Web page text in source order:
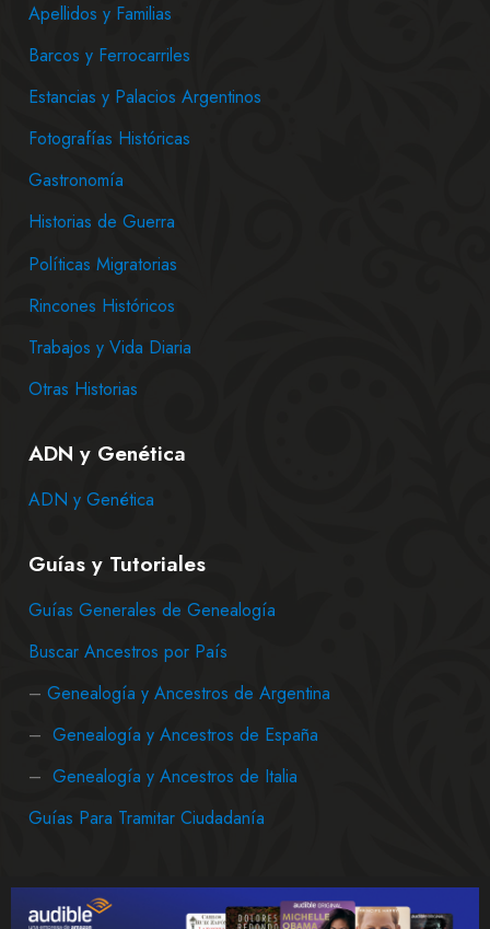
Apellidos y Familias
Barcos y Ferrocarriles
Estancias y Palacios Argentinos
Fotografías Históricas
Gastronomía
Historias de Guerra
Políticas Migratorias
Rincones Históricos
Trabajos y Vida Diaria
Otras Historias
ADN y Genética
ADN y Genética
Guías y Tutoriales
Guías Generales de Genealogía
Buscar Ancestros por País
– Genealogía y Ancestros de Argentina
– Genealogía y Ancestros de España
– Genealogía y Ancestros de Italia
Guías Para Tramitar Ciudadanía